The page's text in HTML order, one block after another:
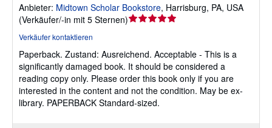
Anbieter: Midtown Scholar Bookstore, Harrisburg, PA, USA
(Verkäufer/-in mit 5 Sternen)Verkäuferbewertung
5
Sternen
Verkäufer kontaktieren
Paperback. Zustand: Ausreichend. Acceptable - This is a
significantly damaged book. It should be considered a
reading copy only. Please order this book only if you are
interested in the content and not the condition. May be ex-
library. PAPERBACK Standard-sized.